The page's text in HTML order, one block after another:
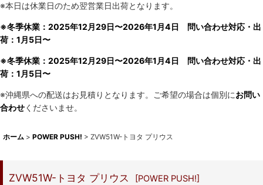
※本日は休業日のため翌営業日出荷となります。
※冬季休業：2025年12月29日〜2026年1月4日 問い合わせ対応・出
荷：1月5日〜
※冬季休業：2025年12月29日〜2026年1月4日 問い合わせ対応・出
荷：1月5日〜
※沖縄県への配送はお見積りとなります。ご希望の場合は個別にお問い
合わせくださいませ。
ホーム > POWER PUSH! > ZVW51W-トヨタ プリウス
ZVW51W-トヨタ プリウス [POWER PUSH!]